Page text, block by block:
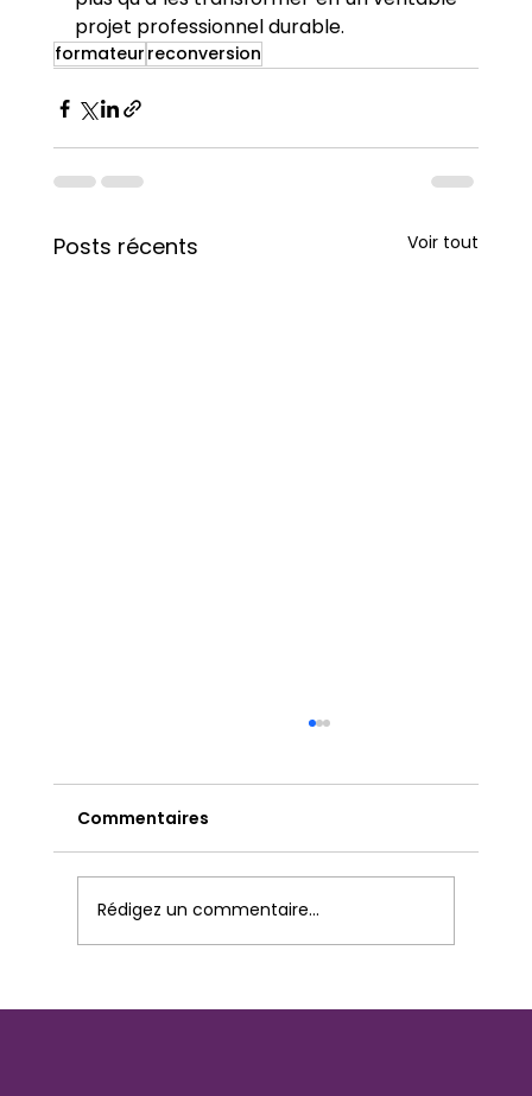
projet professionnel durable.
formateur reconversion
Posts récents Voir tout
Commentaires
Rédigez un commentaire...